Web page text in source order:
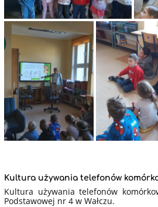
Kultura używania telefonów
Kultura używania telefonów
Podstawowej nr 4 w Wałczu.